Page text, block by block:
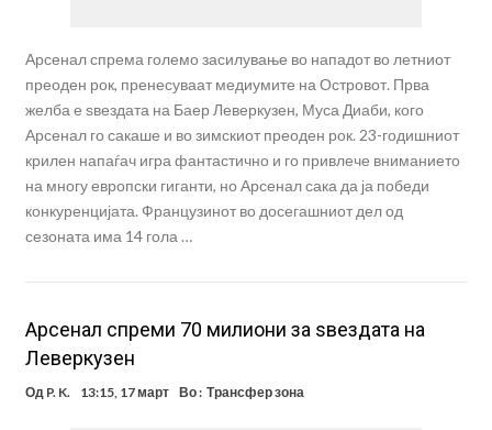
Арсенал спрема големо засилување во нападот во летниот
преоден рок, пренесуваат медиумите на Островот. Прва
желба е ѕвездата на Баер Леверкузен, Муса Диаби, кого
Арсенал го сакаше и во зимскиот преоден рок. 23-годишниот
крилен напаѓач игра фантастично и го привлече вниманието
на многу европски гиганти, но Арсенал сака да ја победи
конкуренцијата. Французинот во досегашниот дел од
сезоната има 14 гола …
Арсенал спреми 70 милиони за ѕвездата на
Леверкузен
Од P. K. 13:15, 17 март Во : Трансфер зона